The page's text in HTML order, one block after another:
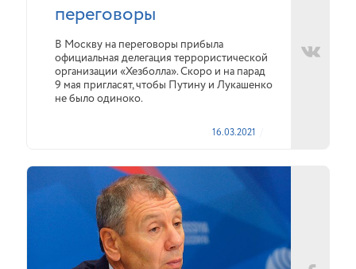
переговоры
В Москву на переговоры прибыла
официальная делегация террористической
организации «Хезболла». Скоро и на парад
9 мая пригласят, чтобы Путину и Лукашенко
не было одиноко.
16.03.2021